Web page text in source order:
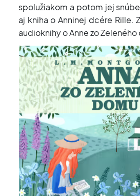
spolužiakom a potom jej
aj kniha o Anninej dcére Rille.
audioknihy o Anne zo Zeleného